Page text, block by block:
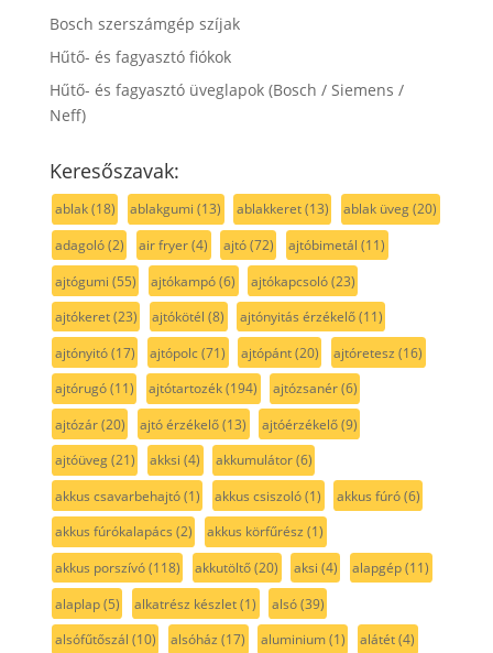
Bosch szerszámgép szíjak
Hűtő- és fagyasztó fiókok
Hűtő- és fagyasztó üveglapok (Bosch / Siemens /
Neff)
Keresőszavak:
ablak(18) ablakgumi (13) ablakkeret(13) ablak üveg(20)
adagoló(2) air fryer(4) ajtó(72) ajtóbimetál (11)
ajtógumi (55) ajtókampó(6) ajtókapcsoló(23)
ajtókeret(23) ajtókötél (8) ajtónyitás érzékelő(11)
ajtónyitó(17) ajtópolc(71) ajtópánt(20) ajtóretesz (16)
ajtórugó(11) ajtótartozék(194) ajtózsanér(6)
ajtózár(20) ajtó érzékelő(13) ajtóérzékelő(9)
ajtóüveg(21) akksi (4) akkumulátor(6)
akkus csavarbehajtó(1) akkus csiszoló(1) akkus fúró(6)
akkus fúrókalapács (2) akkus körfűrész (1)
akkus porszívó(118) akkutöltő(20) aksi (4) alapgép(11)
alaplap(5) alkatrész készlet(1) alsó(39)
alsófűtőszál (10) alsóház (17) aluminium(1) alátét(4)